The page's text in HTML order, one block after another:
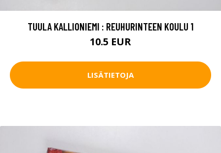
TUULA KALLIONIEMI : REUHURINTEEN KOULU 1
10.5 EUR
LISÄTIETOJA